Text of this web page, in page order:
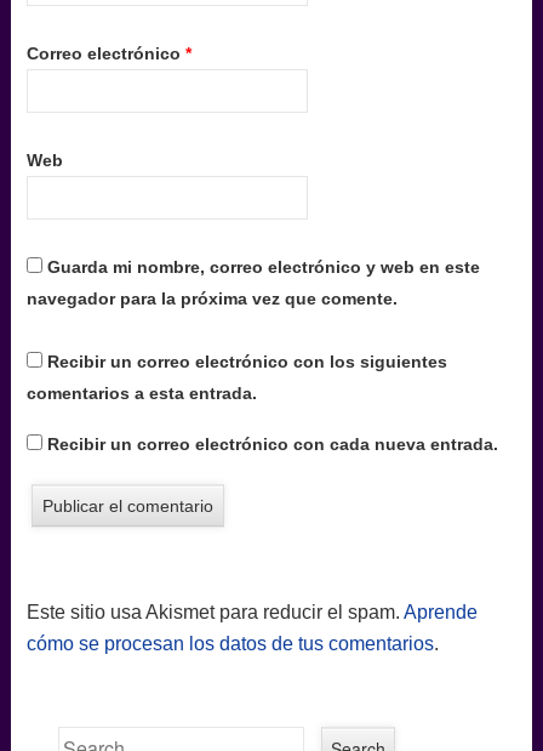
Correo electrónico *
Web
Guarda mi nombre, correo electrónico y web en este
navegador para la próxima vez que comente.
Recibir un correo electrónico con los siguientes
comentarios a esta entrada.
Recibir un correo electrónico con cada nueva entrada.
Este sitio usa Akismet para reducir el spam. Aprende
cómo se procesan los datos de tus comentarios.
Search